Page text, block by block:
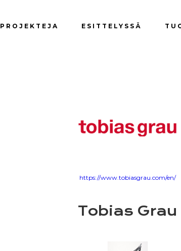
PROJEKTEJA ESITTELYSSÄ
https://www.tobiasgrau.com/en/
Tobias Grau